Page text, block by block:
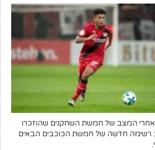
אחרי המצב של חמשת השחקנים שהוזכרו
רשימה חדשה של חמשת הכוכבים הבאים